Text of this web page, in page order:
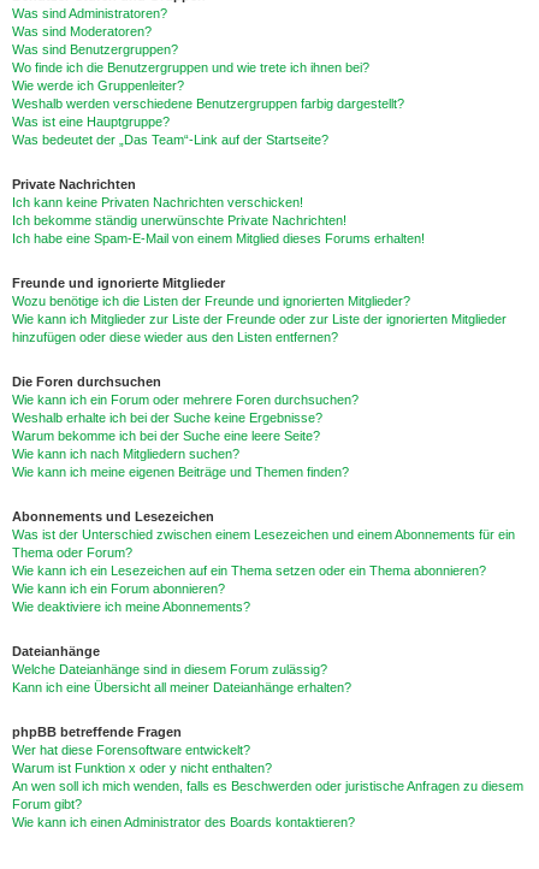
Was sind Administratoren?
Was sind Moderatoren?
Was sind Benutzergruppen?
Wo finde ich die Benutzergruppen und wie trete ich ihnen bei?
Wie werde ich Gruppenleiter?
Weshalb werden verschiedene Benutzergruppen farbig dargestellt?
Was ist eine Hauptgruppe?
Was bedeutet der „Das Team“-Link auf der Startseite?
Private Nachrichten
Ich kann keine Privaten Nachrichten verschicken!
Ich bekomme ständig unerwünschte Private Nachrichten!
Ich habe eine Spam-E-Mail von einem Mitglied dieses Forums erhalten!
Freunde und ignorierte Mitglieder
Wozu benötige ich die Listen der Freunde und ignorierten Mitglieder?
Wie kann ich Mitglieder zur Liste der Freunde oder zur Liste der ignorierten Mitglieder
hinzufügen oder diese wieder aus den Listen entfernen?
Die Foren durchsuchen
Wie kann ich ein Forum oder mehrere Foren durchsuchen?
Weshalb erhalte ich bei der Suche keine Ergebnisse?
Warum bekomme ich bei der Suche eine leere Seite?
Wie kann ich nach Mitgliedern suchen?
Wie kann ich meine eigenen Beiträge und Themen finden?
Abonnements und Lesezeichen
Was ist der Unterschied zwischen einem Lesezeichen und einem Abonnements für ein
Thema oder Forum?
Wie kann ich ein Lesezeichen auf ein Thema setzen oder ein Thema abonnieren?
Wie kann ich ein Forum abonnieren?
Wie deaktiviere ich meine Abonnements?
Dateianhänge
Welche Dateianhänge sind in diesem Forum zulässig?
Kann ich eine Übersicht all meiner Dateianhänge erhalten?
phpBB betreffende Fragen
Wer hat diese Forensoftware entwickelt?
Warum ist Funktion x oder y nicht enthalten?
An wen soll ich mich wenden, falls es Beschwerden oder juristische Anfragen zu diesem
Forum gibt?
Wie kann ich einen Administrator des Boards kontaktieren?